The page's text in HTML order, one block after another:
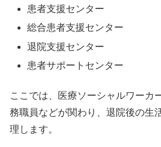
患者支援センター
総合患者支援センター
退院支援センター
患者サポートセンター
ここでは、医療ソーシャルワーカ
務職員などが関わり、退院後の生
理します。